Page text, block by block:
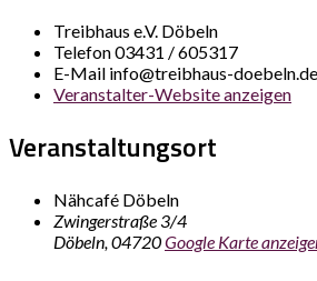
Treibhaus e.V. Döbeln
Telefon03431 / 605317
E-Mail info@treibhaus-doebeln.de
Veranstalter-Website anzeigen
Veranstaltungsort
Nähcafé Döbeln
Zwingerstraße 3/4
Döbeln,04720Google Karte